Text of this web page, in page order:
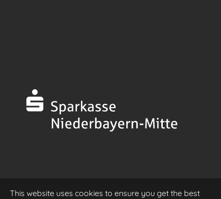
This website uses cookies to ensure you get the best